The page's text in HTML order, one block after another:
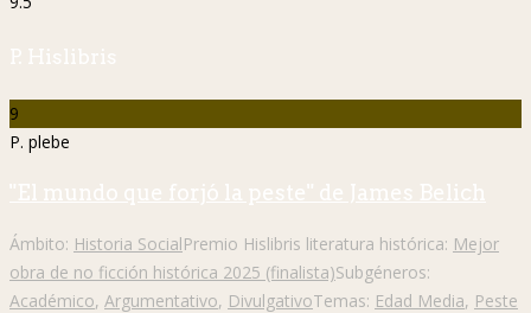
P. Hislibris
9
P. plebe
"El mundo que forjó la peste" de James Belich
Ámbito: Historia SocialPremio Hislibris literatura histórica: Mejor
obra de no ficción histórica 2025 (finalista)Subgéneros:
Académico, Argumentativo, DivulgativoTemas: Edad Media, Peste